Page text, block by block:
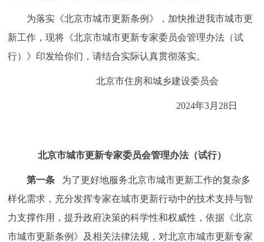
中介服务 阳光政务
政民互动
我要咨询
图说互动
绿色北京 图说北京 视频北京
多语种
为落实《北京市城市更新条例》，加快推进我市城市更
新工作，现将《北京市城市更新专家委员会管理办法（试
行）》印发给你们，请结合实际认真贯彻落实。
北京市住房和城乡建设委员会
2024年3月28日
北京市城市更新专家委员会管理办法（试行）
第一条 为了更好地服务北京市城市更新工作的复杂多
样化需求，充分发挥专家在城市更新行动中的技术支持与智
力支撑作用，提升政府决策的科学性和权威性，依据《北京
市城市更新条例》及相关法律法规，对北京市城市更新专家